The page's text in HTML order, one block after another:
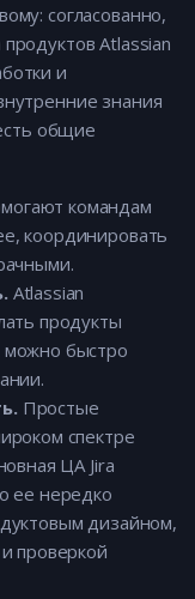
согласованно,
Atlassian
и
знания
общие
командам
координировать
Atlassian
продукты
быстро
Простые
спектре
ЦА Jira
ее нередко
дизайном,
проверкой